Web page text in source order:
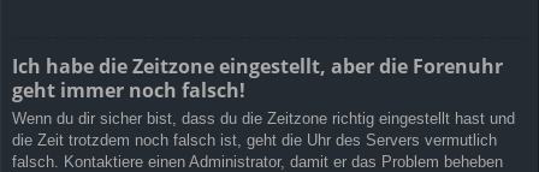
Ich habe die Zeitzone eingestellt, aber die Forenuhr
geht immer noch falsch!
Wenn du dir sicher bist, dass du die Zeitzone richtig eingestellt hast und
die Zeit trotzdem noch falsch ist, geht die Uhr des Servers vermutlich
falsch. Kontaktiere einen Administrator, damit er das Problem beheben